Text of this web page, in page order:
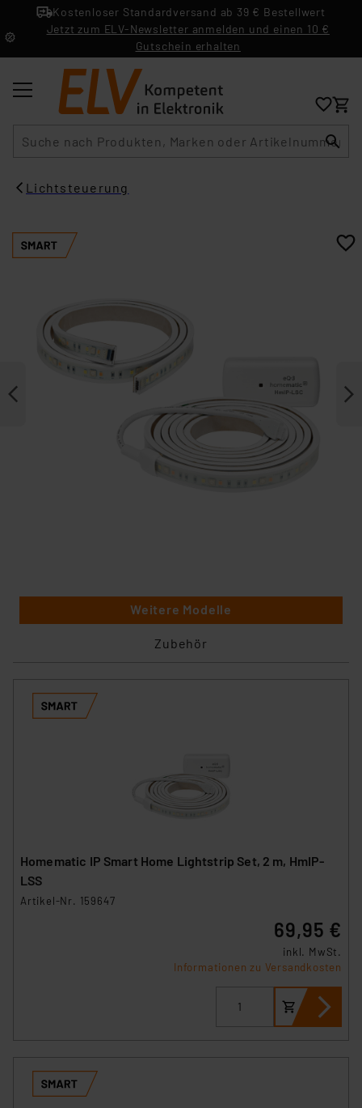
Kostenloser Standardversand ab 39 € Bestellwert
Jetzt zum ELV-Newsletter anmelden und einen 10 €
Gutschein erhalten
Lichtsteuerung
Weitere Modelle
Zubehör
Homematic IP Smart Home Lightstrip Set, 2 m, HmIP-
LSS
Artikel-Nr. 159647
69,95 €
inkl. MwSt.
Informationen zu Versandkosten